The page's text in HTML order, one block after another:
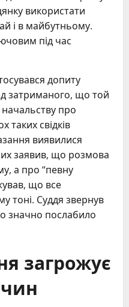
використати
і в майбутньому.
під час
допиту
затриманого, що той
про
таких свідків
виявилися
заявив, що розмова
а про “певну
що все
тоні. Суддя звернув
значно послабило
загрожує